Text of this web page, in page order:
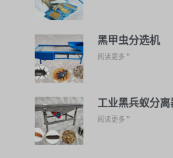
黑甲虫分选机
阅读更多 ”
工业黑兵蚁分离
阅读更多 ”